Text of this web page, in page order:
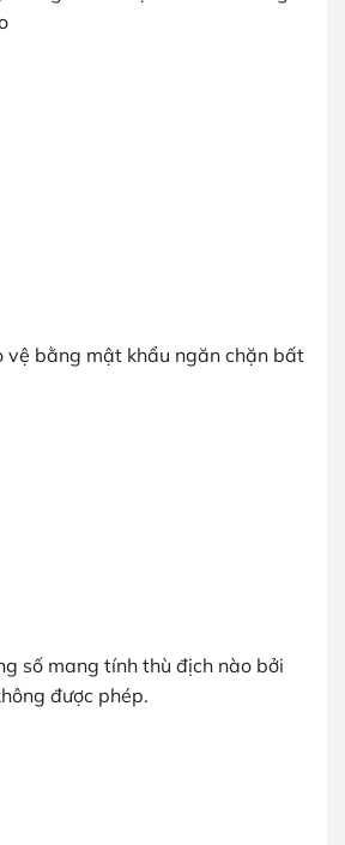
vệ bằng mật khẩu ngăn chặn bất
số mang tính thù địch nào bởi
được phép.